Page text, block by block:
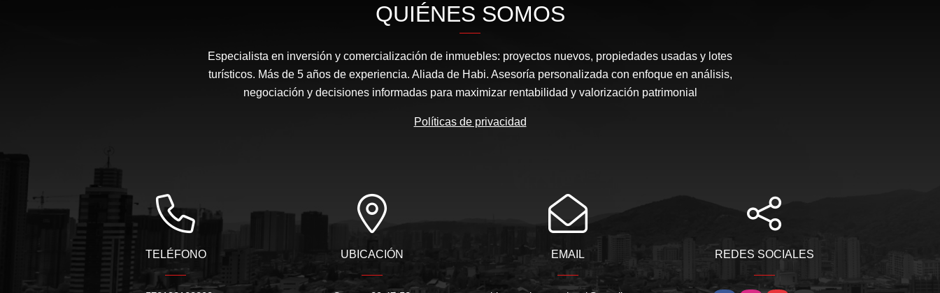
QUIÉNES SOMOS
Especialista en inversión y comercialización de inmuebles: proyectos nuevos, propiedades usadas y lotes
turísticos. Más de 5 años de experiencia. Aliada de Habi. Asesoría personalizada con enfoque en análisis,
negociación y decisiones informadas para maximizar rentabilidad y valorización patrimonial
Políticas de privacidad
TELÉFONO UBICACIÓN EMAIL REDES SOCIALES